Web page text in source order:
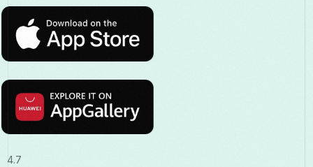
4.7